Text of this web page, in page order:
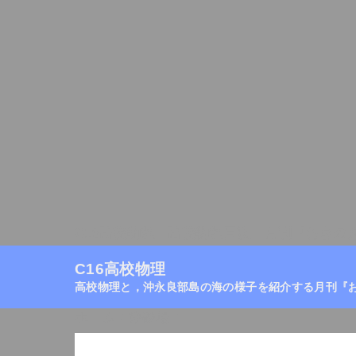
C16高校物理
高校物理と，沖永良部島の海の様子を紹介する月刊『